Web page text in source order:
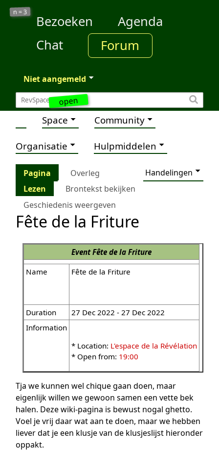
open
n =3
Bezoeken
Agenda
Chat
Forum
Niet aangemeld
Space Community
Organisatie Hulpmiddelen
Pagina Overleg
Handelingen
Lezen
Brontekst bekijken
Geschiedenis weergeven
Fête de la Friture
EventFête de la Friture
Name
Fête de la Friture
Duration
27 Dec 2022 - 27 Dec 2022
Information
* Location: L'espace de la Révélation
* Open from: 19:00
Tja we kunnen wel chique gaan doen, maar
eigenlijk willen we gewoon samen een vette bek
halen. Deze wiki-pagina is bewust nogal ghetto.
Voel je vrij daar wat aan te doen, maar we hebben
liever dat je een klusje van de klusjeslijst hieronder
oppakt.